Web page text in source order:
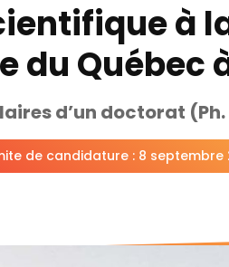
à
du Québec
d’un doctorat (Ph.
de candidature : 8 septembre